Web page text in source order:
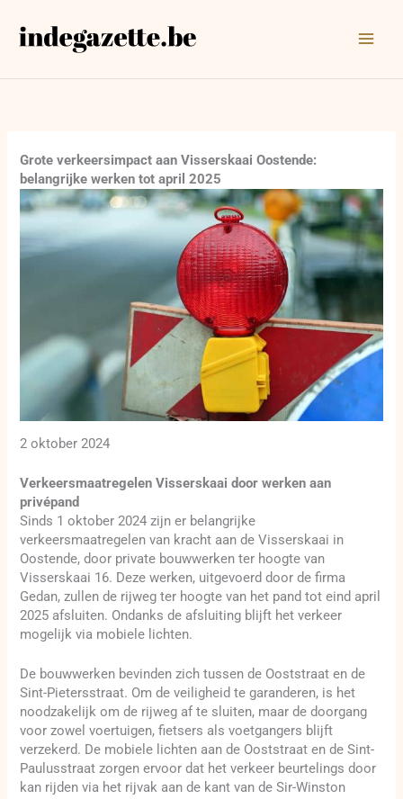
naar
Grote verkeersimpact aan Visserskaai Oostende:
belangrijke werken tot april 2025
2 oktober 2024
Verkeersmaatregelen Visserskaai door werken aan
privépand
Sinds 1 oktober 2024 zijn er belangrijke
verkeersmaatregelen van kracht aan de Visserskaai in
Oostende, door private bouwwerken ter hoogte van
Visserskaai 16. Deze werken, uitgevoerd door de firma
Gedan, zullen de rijweg ter hoogte van het pand tot eind april
2025 afsluiten. Ondanks de afsluiting blijft het verkeer
mogelijk via mobiele lichten.
De bouwwerken bevinden zich tussen de Ooststraat en de
Sint-Pietersstraat. Om de veiligheid te garanderen, is het
noodzakelijk om de rijweg af te sluiten, maar de doorgang
voor zowel voertuigen, fietsers als voetgangers blijft
verzekerd. De mobiele lichten aan de Ooststraat en de Sint-
Paulusstraat zorgen ervoor dat het verkeer beurtelings door
kan rijden via het rijvak aan de kant van de Sir-Winston